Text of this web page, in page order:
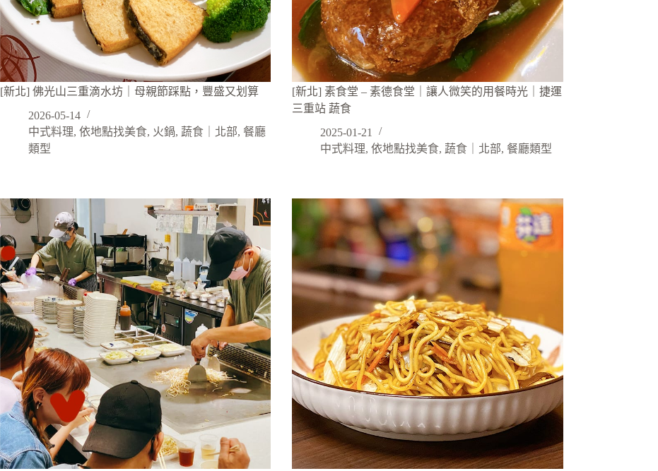
[新北] 佛光山三重滴水坊｜母親節踩點，豐盛又划算
2026-05-14
中式料理,依地點找美食, 火鍋, 蔬食｜北部, 餐廳
類型
[新北] 素食堂 – 素德食堂｜讓人微笑的用餐時光｜捷運
三重站 蔬食
2025-01-21
中式料理,依地點找美食, 蔬食｜北部, 餐廳類型